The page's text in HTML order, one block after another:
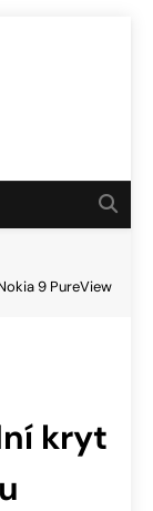
9 PureView
kryt